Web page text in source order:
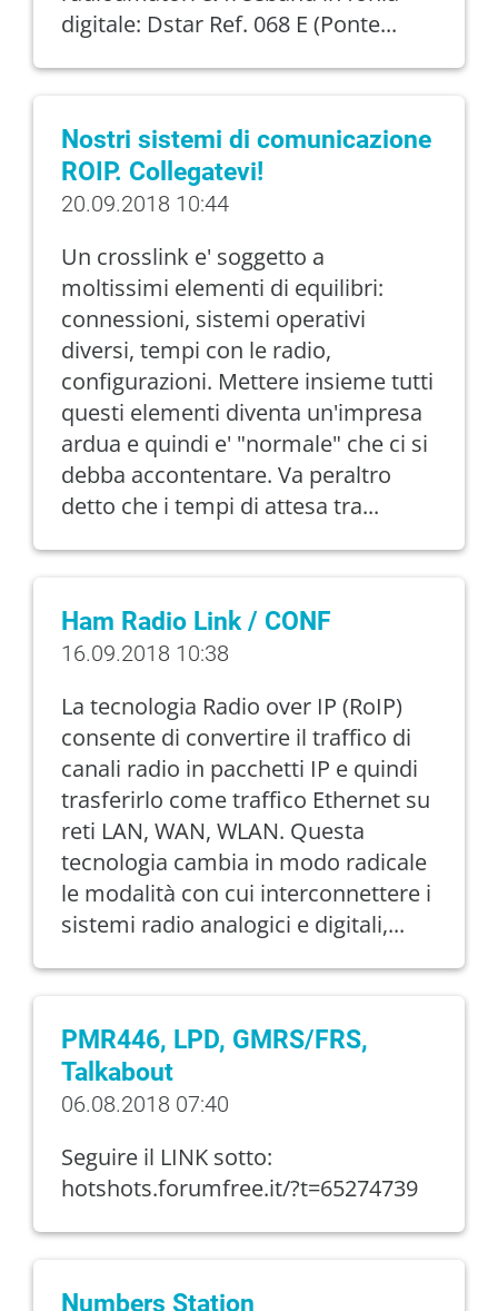
digitale: Dstar Ref. 068 E (Ponte...
Nostri sistemi di comunicazione
ROIP. Collegatevi!
20.09.2018 10:44
Un crosslink e' soggetto a
moltissimi elementi di equilibri:
connessioni, sistemi operativi
diversi, tempi con le radio,
configurazioni. Mettere insieme tutti
questi elementi diventa un'impresa
ardua e quindi e' "normale" che ci si
debba accontentare. Va peraltro
detto che i tempi di attesa tra...
Ham Radio Link / CONF
16.09.2018 10:38
La tecnologia Radio over IP (RoIP)
consente di convertire il traffico di
canali radio in pacchetti IP e quindi
trasferirlo come traffico Ethernet su
reti LAN, WAN, WLAN. Questa
tecnologia cambia in modo radicale
le modalità con cui interconnettere i
sistemi radio analogici e digitali,...
PMR446, LPD, GMRS/FRS,
Talkabout
06.08.2018 07:40
Seguire il LINK sotto:
hotshots.forumfree.it/?t=65274739
Numbers Station